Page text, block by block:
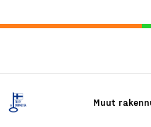
Muut